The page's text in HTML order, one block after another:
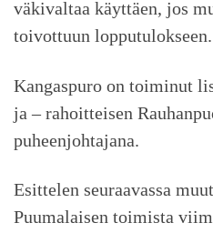
väkivaltaa käyttäen, jos
toivottuun lopputulokseen.
Kangaspuro on toiminut
ja – rahoitteisen
puheenjohtajana.
Esittelen seuraavassa
Puumalaisen toimista